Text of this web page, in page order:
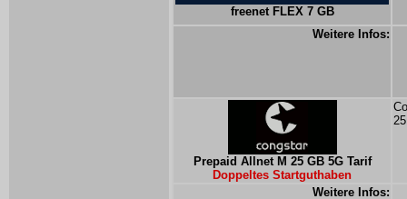
freenet FLEX 7 GB
Weitere Infos:
Prepaid Allnet M 25 GB 5G Tarif
Doppeltes Startguthaben
Weitere Infos: